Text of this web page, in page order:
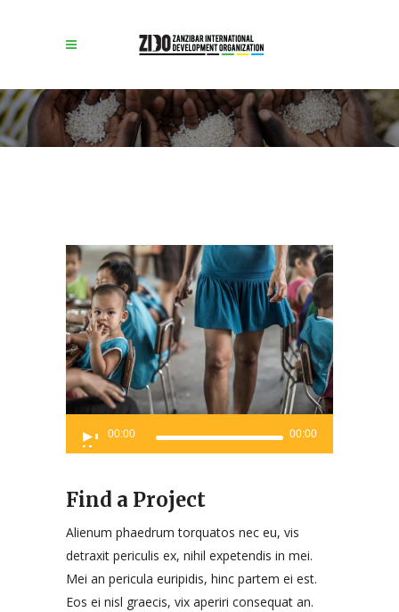
Player
00:00 00:00
Find a Project
Alienum phaedrum torquatos nec eu, vis
detraxit periculis ex, nihil expetendis in mei.
Mei an pericula euripidis, hinc partem ei est.
Eos ei nisl graecis, vix aperiri consequat an.